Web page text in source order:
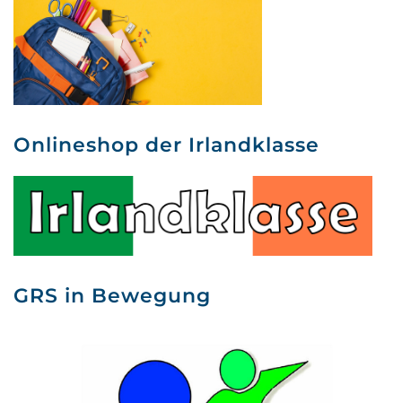
Onlineshop der Irlandklasse
GRS in Bewegung